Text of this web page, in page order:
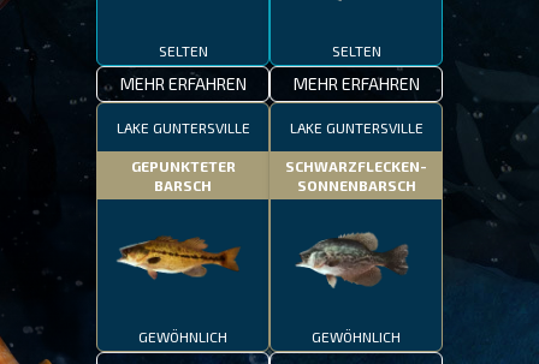
SELTEN
MEHR ERFAHREN
SELTEN
MEHR ERFAHREN
LAKE GUNTERSVILLE
GEPUNKTETER
BARSCH
GEWÖHNLICH
LAKE GUNTERSVILLE
SCHWARZFLECKEN-
SONNENBARSCH
GEWÖHNLICH